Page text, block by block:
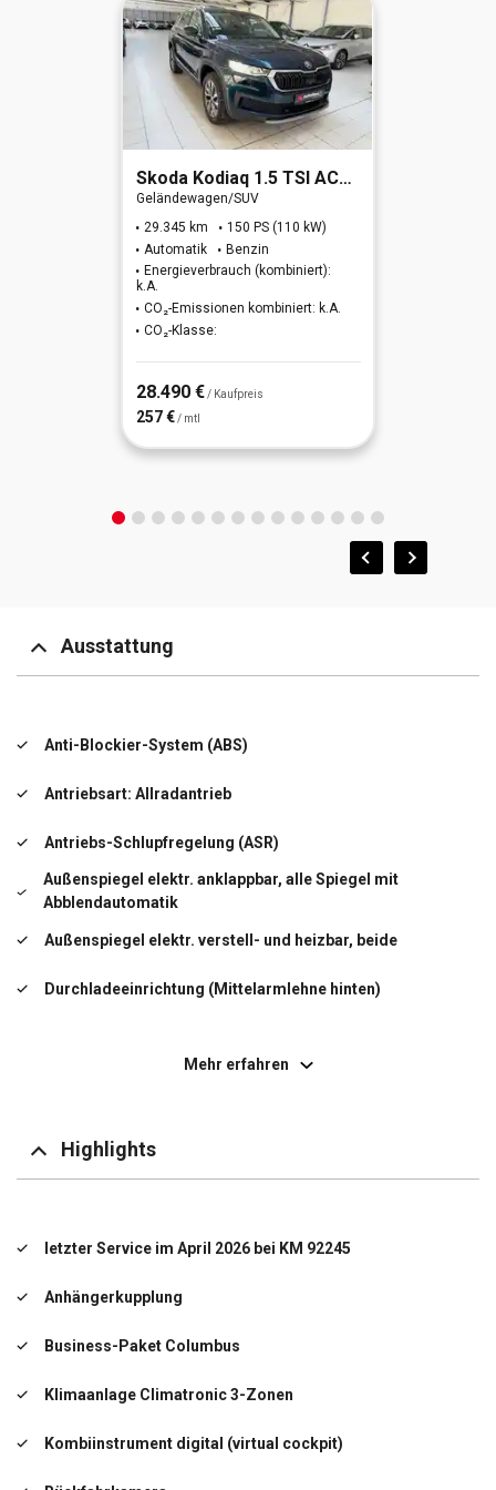
Skoda Kodiaq 1.5 TSI ACT Ambition OPF (EURO 6d)
Geländewagen/SUV
29.345 km
150 PS (110 kW)
Automatik
Benzin
Energieverbrauch (kombiniert):
k.A.
CO₂-Emissionen kombiniert: k.A.
CO₂-Klasse:
28.490 € / Kaufpreis
257 € / mtl
Ausstattung
Anti-Blockier-System (ABS)
Antriebsart: Allradantrieb
Antriebs-Schlupfregelung (ASR)
Außenspiegel elektr. anklappbar, alle Spiegel mit
Abblendautomatik
Außenspiegel elektr. verstell- und heizbar, beide
Durchladeeinrichtung (Mittelarmlehne hinten)
Elektron. Stabilitäts-Programm (ESP)
(Frontradar-Assistent)
Holder)
(Fahrlichtassistent)
Mehr erfahren
Highlights
letzter Service im April 2026 bei KM 92245
Anhängerkupplung
Business-Paket Columbus
Klimaanlage Climatronic 3-Zonen
Kombiinstrument digital (virtual cockpit)